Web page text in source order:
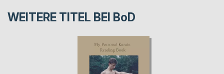
WEITERE TITEL BEI BoD